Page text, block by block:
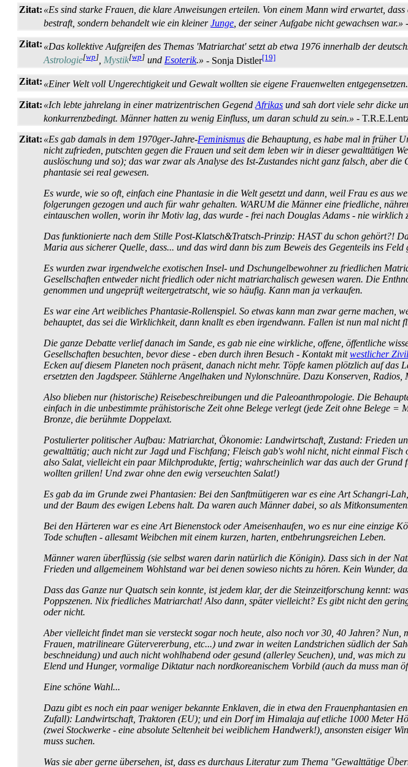
Zitat: «Es sind starke Frauen, die klare Anweisungen erteilen. Von einem Mann wird erwartet,
bestraft, sondern behandelt wie ein kleinerJunge , der seiner Aufgabe nicht gewachsen war.»
Zitat: «Das kollektive Aufgreifen des Themas 'Matriarchat' setzt ab etwa 1976 innerhalb der
Astrologie[wp], Mystik[wp] und Esoterik.» - Sonja Distler[19]
Zitat: «Einer Welt voll Ungerechtigkeit und Gewalt wollten sie eigene Frauenwelten
Zitat: «Ich lebte jahrelang in einer matrizentrischen Gegend Afrikas und sah dort viele sehr dicke
konkurrenz­bedingt. Männer hatten zu wenig Einfluss, um daran schuld zu sein.» -
Zitat: «Es gab damals in dem 1970ger-Jahre-Feminismus die Behauptung, es habe mal in früher
nicht zufrieden, putschten gegen die Frauen und seit dem leben wir in dieser gewalttätigen
auslöschung und so); das war zwar als Analyse des Ist-Zustandes nicht ganz falsch, aber
phantasie sei real gewesen.
Es wurde, wie so oft, einfach eine Phantasie in die Welt gesetzt und dann, weil Frau es
folgerungen gezogen und auch für wahr gehalten. WARUM die Männer eine friedliche,
eintauschen wollen, worin ihr Motiv lag, das wurde - frei nach Douglas Adams - nie
Das funktionierte nach dem Stille Post-Klatsch&Tratsch-Prinzip: HAST du schon gehört?!
Maria aus sicherer Quelle, dass... und das wird dann bis zum Beweis des Gegenteils ins
Es wurden zwar irgendwelche exotischen Insel- und Dschungel­bewohner zu friedlichen
Gesellschaften entweder nicht friedlich oder nicht matriarchalisch gewesen waren. Die
genommen und ungeprüft weitergetratscht, wie so häufig. Kann man ja verkaufen.
Es war eine Art weibliches Phantasie-Rollenspiel. So etwas kann man zwar gerne machen,
behauptet, das sei die Wirklichkeit, dann knallt es eben irgendwann. Fallen ist nun mal nicht
Die ganze Debatte verlief danach im Sande, es gab nie eine wirkliche, offene, öffentliche
Gesellschaften besuchten, bevor diese - eben durch ihren Besuch - Kontakt mitwestlicher
Ecken auf diesem Planeten noch präsent, danach nicht mehr. Töpfe kamen plötzlich auf
ersetzten den Jagdspeer. Stählerne Angelhaken und Nylonschnüre. Dazu Konserven,
Also blieben nur (historische) Reise­beschreibungen und die Paleo­anthropologie. Die
einfach in die unbestimmte prähistorische Zeit ohne Belege verlegt (jede Zeit ohne Belege
Bronze, die berühmte Doppelaxt.
Postulierter politischer Aufbau: Matriarchat, Ökonomie: Landwirtschaft, Zustand: Frieden
gewalttätig; auch nicht zur Jagd und Fischfang; Fleisch gab's wohl nicht, nicht einmal Fisch
also Salat, vielleicht ein paar Milchprodukte, fertig; wahrscheinlich war das auch der
wollten grillen! Und zwar ohne den ewig verseuchten Salat!)
Es gab da im Grunde zwei Phantasien: Bei den Sanft­mütigeren war es eine Art Schangri-
und der Baum des ewigen Lebens halt. Da waren auch Männer dabei, so als
Bei den Härteren war es eine Art Bienenstock oder Ameisen­haufen, wo es nur eine einzige
Tode schuften - allesamt Weibchen mit einem kurzen, harten, entbehrungs­reichen Leben.
Männer waren überflüssig (sie selbst waren darin natürlich die Königin). Dass sich in der
Frieden und allgemeinem Wohlstand war bei denen sowieso nichts zu hören. Kein Wunder,
Dass das Ganze nur Quatsch sein konnte, ist jedem klar, der die Steinzeit­forschung kennt:
Popp­szenen. Nix friedliches Matriarchat! Also dann, später vielleicht? Es gibt nicht den
oder nicht.
Aber vielleicht findet man sie versteckt sogar noch heute, also noch vor 30, 40 Jahren?
Frauen, matrilineare Güter­vererbung, etc...) und zwar in weiten Landstrichen südlich der
beschneidung) und auch nicht wohlhabend oder gesund (allerley Seuchen), und, was mich
Elend und Hunger, vormalige Diktatur nach nord­koreanischem Vorbild (auch da muss man
Eine schöne Wahl...
Dazu gibt es noch ein paar weniger bekannte Enklaven, die in etwa den Frauen­phantasien
Zufall): Landwirtschaft, Traktoren (EU); und ein Dorf im Himalaja auf etliche 1000 Meter
(zwei Stockwerke - eine absolute Seltenheit bei weiblichem Handwerk!), ansonsten eisiger
muss suchen.
Was sie aber gerne übersehen, ist, dass es durchaus Literatur zum Thema "Gewalt­tätige